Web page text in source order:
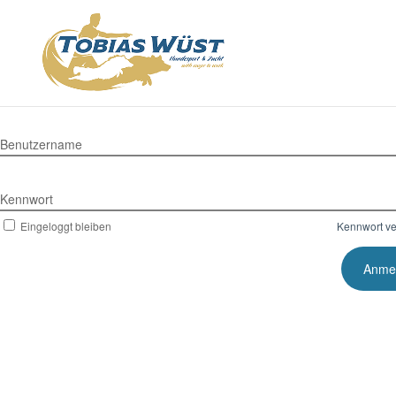
Benutzername
Kennwort
Eingeloggt bleiben Kennwort